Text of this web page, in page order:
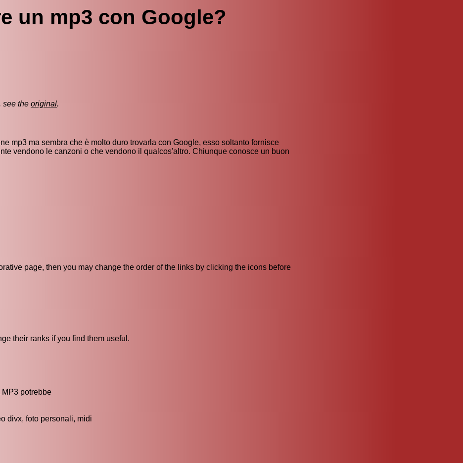
un mp3 con Google?
see the original.
mp3 ma sembra che è molto duro trovarla con Google, esso soltanto fornisce
vendono le canzoni o che vendono il qualcos'altro. Chiunque conosce un buon
page, then you may change the order of the links by clicking the icons before
their ranks if you find them useful.
MP3 potrebbe
divx, foto personali, midi